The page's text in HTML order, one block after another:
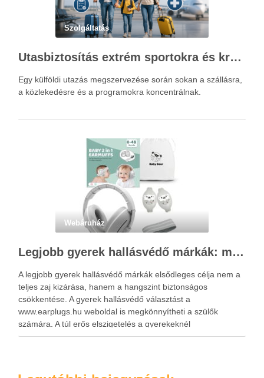
Szolgáltatás
Utasbiztosítás extrém sportokra és krónikus betegségek esetén: mire figyelj utazás előtt?
Egy külföldi utazás megszervezése során sokan a szállásra,
a közlekedésre és a programokra koncentrálnak.
Webáruház
Legjobb gyerek hallásvédő márkák: mire figyeljenek a szülők választáskor?
A legjobb gyerek hallásvédő márkák elsődleges célja nem a
teljes zaj kizárása, hanem a hangszint biztonságos
csökkentése. A gyerek hallásvédő választást a
www.earplugs.hu weboldal is megkönnyítheti a szülők
számára. A túl erős elszigetelés a gyerekeknél
kényelmetlenséget, félelmet vagy dezorientáltságot is